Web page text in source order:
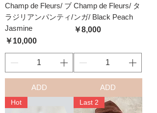
Champ de Fleurs/ ブ
ラジリアンパンティ/
Jasmine
価格
￥10,000
ADD
Champ de Fleurs/ タ
ンガ/ Black Peach
価格
￥8,000
ADD
Hot Last 2